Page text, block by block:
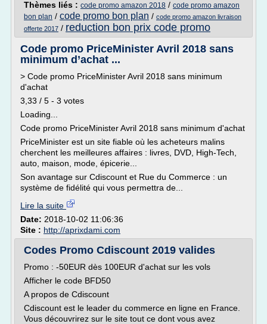
Thèmes liés : code promo amazon 2018 / code promo amazon
bon plan / code promo bon plan / code promo amazon livraison
offerte 2017 / reduction bon prix code promo
Code promo PriceMinister Avril 2018 sans
minimum d’achat ...
> Code promo PriceMinister Avril 2018 sans minimum
d'achat
3,33 / 5 - 3 votes
Loading...
Code promo PriceMinister Avril 2018 sans minimum d'achat
PriceMinister est un site fiable où les acheteurs malins
cherchent les meilleures affaires : livres, DVD, High-Tech,
auto, maison, mode, épicerie...
Son avantage sur Cdiscount et Rue du Commerce : un
système de fidélité qui vous permettra de...
Lire la suite
Date: 2018-10-02 11:06:36
Site : http://aprixdami.com
Codes Promo Cdiscount 2019 valides
Promo : -50EUR dès 100EUR d'achat sur les vols
Afficher le code BFD50
A propos de Cdiscount
Cdiscount est le leader du commerce en ligne en France.
Vous découvrirez sur le site tout ce dont vous avez